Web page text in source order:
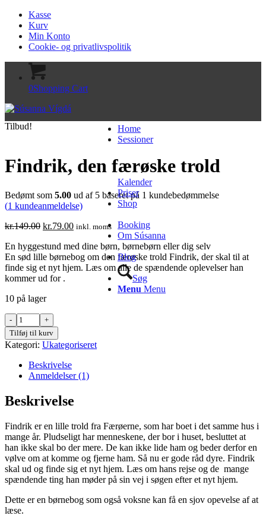
Kasse
Kurv
Min Konto
Cookie- og privatlivspolitik
0Shopping Cart
Home
Sessioner
Kalender
Priser
Shop
Booking
Om Súsanna
Blog
Søg
Menu Menu
Tilbud!
Findrik, den færøske trold
Bedømt som 5.00 ud af 5 baseret på 1 kundebedømmelse
(1 kundeanmeldelse)
kr.149.00 Den
pris
var:
kr.149.00.
kr.79.00Den
pris
er:
kr.79.00.
inkl. moms
En hyggestund med dine børn, børnebørn eller dig selv
En sød lille børnebog om den færøske trold Findrik, der skal til at
finde sig et nyt hjem. Læs om alle de spændende oplevelser han
kommer ud for .
10 på lager
Findrik,
den
færøske
trold
Tilføj til kurv
Kategori: Ukategoriseret
Beskrivelse
Anmeldelser (1)
Beskrivelse
Findrik er en lille trold fra Færøerne, som har boet i det samme hus i
mange år. Pludseligt har menneskene, der bor i huset, besluttet at
han ikke skal bo der mere. De kan ikke lide ham og beder derfor en
vølve om at komme og fjerne ham. Så nu er gode råd dyre. Findrik
skal ud og finde sig et nyt hjem. Læs om hans rejse og de mange
spændende ting han møder på sin vej i søgen efter et nyt hjem.
Dette er en børnebog som også voksne kan få en sjov opevelse af at
læse.